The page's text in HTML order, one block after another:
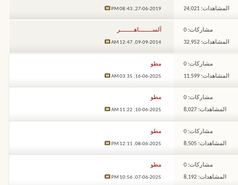
المشاهدات: 24,021 27-06-2019,
08:43 PM
مشاركات: 0
المشاهدات: 32,952
آلســـــــاهـــــــر
09-09-2014,
12:47 AM
مشاركات: 0
المشاهدات: 11,599
مطو
16-06-2025,
03:35 AM
مشاركات: 0
المشاهدات: 8,027
مطو
10-06-2025,
11:22 AM
مشاركات: 0
المشاهدات: 8,505
مطو
08-06-2025,
12:11 PM
مشاركات: 0
المشاهدات: 8,192
مطو
07-06-2025,
10:56 PM